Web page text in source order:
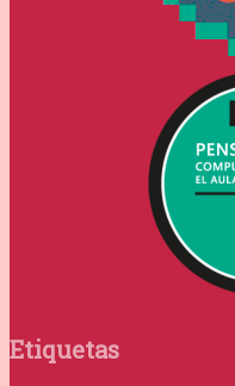
Etiquetas